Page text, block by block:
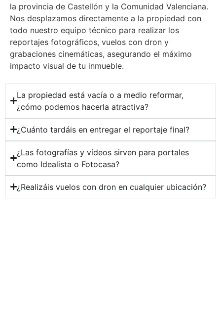
la provincia de Castellón y la Comunidad Valenciana.
Nos desplazamos directamente a la propiedad con
todo nuestro equipo técnico para realizar los
reportajes fotográficos, vuelos con dron y
grabaciones cinemáticas, asegurando el máximo
impacto visual de tu inmueble.
La propiedad está vacía o a medio reformar,
¿cómo podemos hacerla atractiva?
¿Cuánto tardáis en entregar el reportaje final?
¿Las fotografías y vídeos sirven para portales
como Idealista o Fotocasa?
¿Realizáis vuelos con dron en cualquier ubicación?